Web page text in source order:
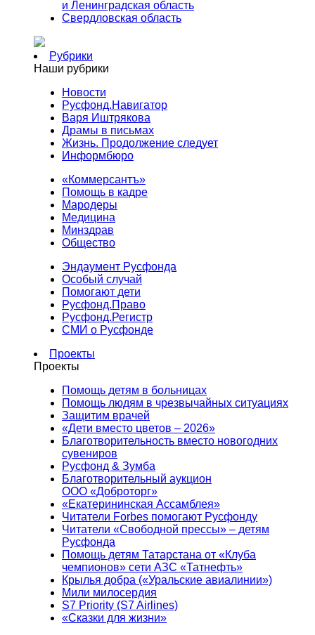
и Ленинградская область
Свердловская область
Рубрики
Наши рубрики
Новости
Русфонд.Навигатор
Варя Иштрякова
Драмы в письмах
Жизнь. Продолжение следует
Информбюро
«Коммерсантъ»
Помощь в кадре
Мародеры
Медицина
Минздрав
Общество
Эндаумент Русфонда
Особый случай
Помогают дети
Русфонд.Право
Русфонд.Регистр
СМИ о Русфонде
Проекты
Проекты
Помощь детям в больницах
Помощь людям в чрезвычайных ситуациях
Защитим врачей
«Дети вместо цветов – 2026»
Благотворительность вместо новогодних
сувениров
Русфонд & Зумба
Благотворительный аукцион
ООО «Доброторг»
«Екатерининская Ассамблея»
Читатели Forbes помогают Русфонду
Читатели «Свободной прессы» – детям
Русфонда
Помощь детям Татарстана от «Клуба
чемпионов» сети АЗС «Татнефть»
Крылья добра («Уральские авиалинии»)
Мили милосердия
S7 Priority (S7 Airlines)
«Сказки для жизни»